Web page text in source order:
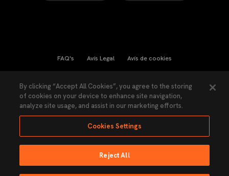
FAQ's Avís Legal Avís de cookies
Llei de Transparència Política de Privacitat
Accessibilitat
Ninguna parte de esta página puede ser reproducida sin el permiso del Valencia
By clicking “Accept All Cookies”, you agree to the storing
of cookies on your device to enhance site navigation,
analyze site usage, and assist in our marketing efforts.
Cookies Settings
Reject All